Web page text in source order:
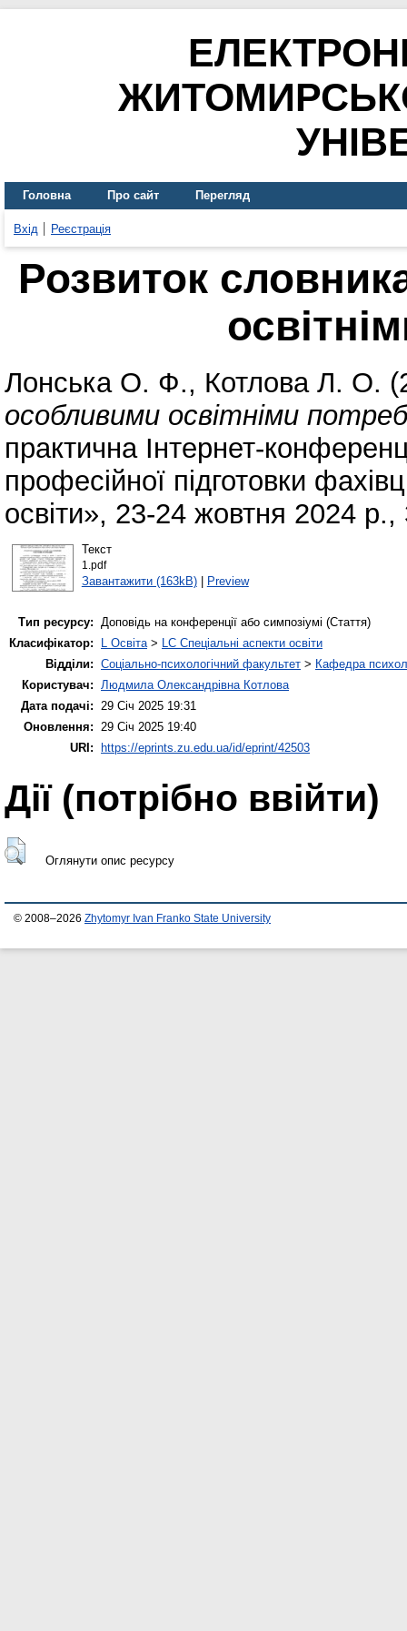
Головна Про сайт Перегляд
Вхід Реєстрація
Розвиток
Лонська О. Ф., Котлова Л. О.
особливими освітніми
практична Інтернет-
професійної підготовки
освіти», 23-24 жовтня 2024
Текст
1.pdf
Завантажити (163kB)| Preview
Тип ресурсу: Доповідь на конференції або симпозіумі (Стаття)
Класифікатор:
L Освіта> LC Спеціальні аспекти освіти
Відділи: Соціально-психологічний факультет > Кафедра
Користувач: Людмила Олександрівна Котлова
Дата подачі: 29 Січ 2025 19:31
Оновлення: 29 Січ 2025 19:40
URI:
https://eprints.zu.edu.ua/id/eprint/42503
Дії ​​(потрібно ввійти)
Оглянути опис ресурсу
© 2008–2026 Zhytomyr Ivan Franko State University